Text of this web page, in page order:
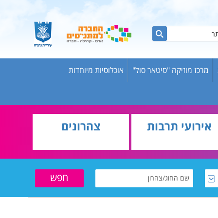
ברשת
מרכז מוזיקה "סיטאר סול" אוכלוסיות מיוחדות
אירועי תרבות צהרונים